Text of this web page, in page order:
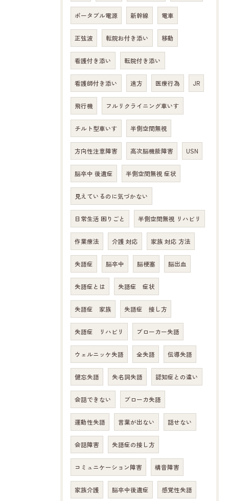
ポータブル電源 新幹線 電車
正弦波 転院お付き添い 移動
看護付き添い 転院付き添い
看護師付き添い 遠方 医療行為 JR
飛行機 フルリクライニング車いす
チルト型車いす 半側空間無視
方向性注意障害 高次脳機能障害 USN
脳卒中 後遺症 半側空間無視 症状
見えているのに気づかない
日常生活 困りごと 半側空間無視 リハビリ
作業療法 介護 対応 家族 対応 方法
失語症 脳卒中 脳梗塞 脳出血
失語症とは 失語症 症状
失語症 家族 失語症 接し方
失語症 リハビリ ブローカー失語
ウェルニッケ失語 全失語 伝導失語
健忘失語 失名詞失語 認知症との違い
会話できない ブローカ失語
運動性失語 言葉が出ない 話せない
会話障害 失語症の接し方
コミュニケーション障害 構音障害
家族介護 脳卒中後遺症 感覚性失語